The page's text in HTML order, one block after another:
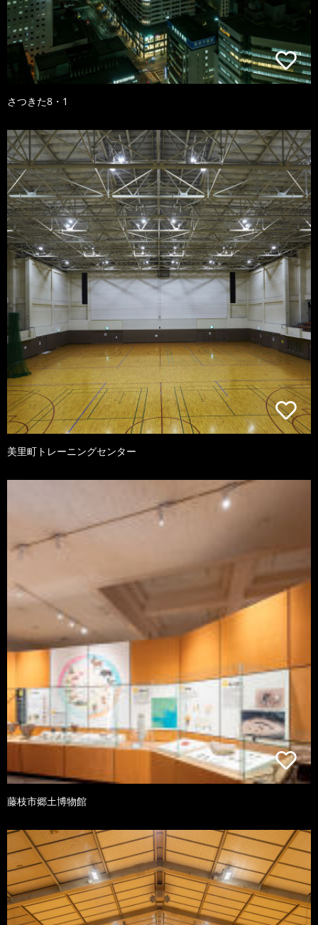
さつきた8・1
美里町トレーニングセンター
藤枝市郷土博物館